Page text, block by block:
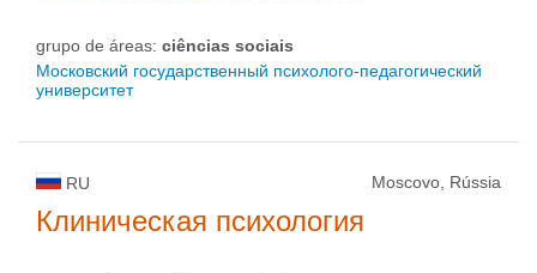
grupo de áreas: ciências sociais
Московский государственный психолого-педагогический
университет
RU Moscovo, Rússia
Клиническая психология